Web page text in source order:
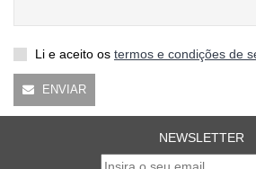
Li e aceito os termos e condições de
ENVIAR
NEWSLETTER